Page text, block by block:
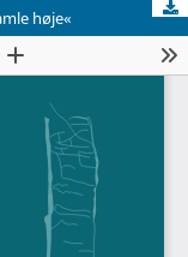
høje«